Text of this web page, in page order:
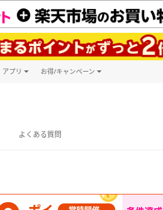
アプリ お得/キャンペーン
よくある質問